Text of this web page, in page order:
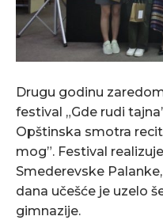
Drugu godinu
festival „Gde rudi
Opštinska smotra
mog”. Festival
Smederevske
dana učešće je uzelo
gimnazije.